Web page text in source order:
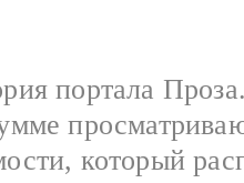
портала
который